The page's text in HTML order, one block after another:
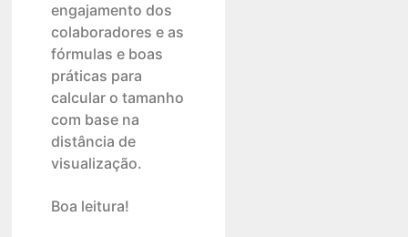
engajamento dos
colaboradores e as
fórmulas e boas
práticas para
calcular o tamanho
com base na
distância de
visualização.
Boa leitura!